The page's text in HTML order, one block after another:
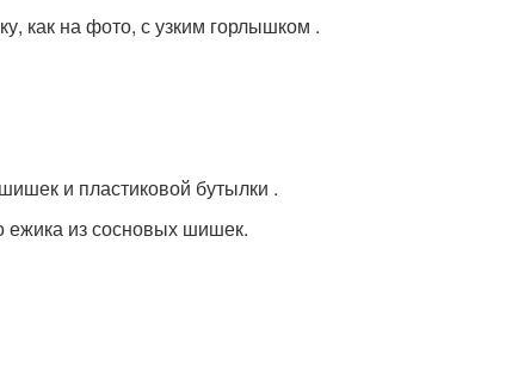
как на фото, с узким горлышком .
и пластиковой бутылки .
ежика из сосновых шишек.